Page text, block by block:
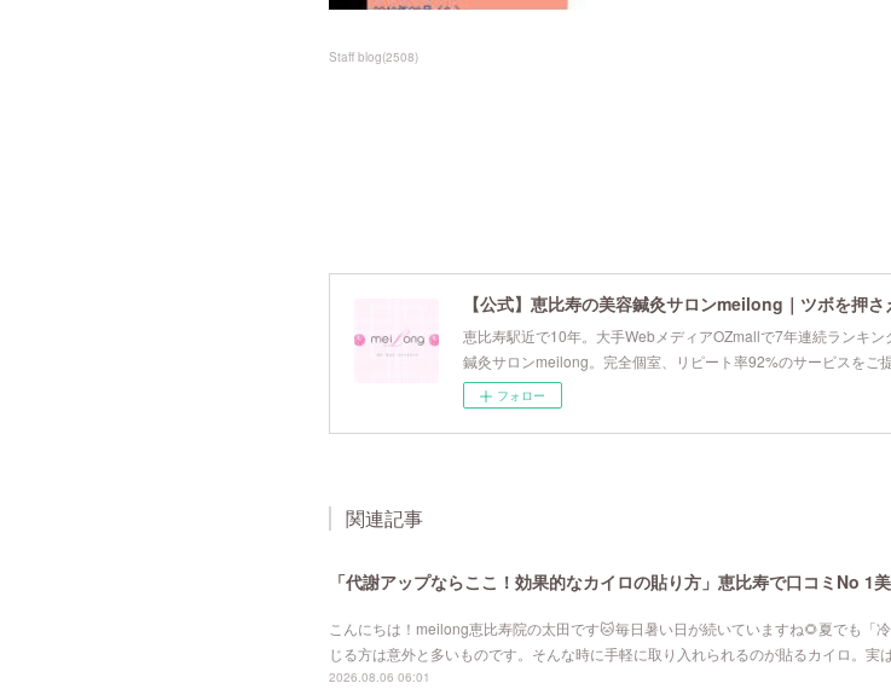
Staff blog(2508)
【公式】恵比寿の美容鍼灸サロンmeilong｜ツボを押
恵比寿駅近で10年。大手WebメディアOZmallで7年連続ランキ
鍼灸サロンmeilong。完全個室、リピート率92%のサービスをご提
フォロー
関連記事
「代謝アップならここ！効果的なカイロの貼り方」恵比寿で口コミNo 1
こんにちは！meilong恵比寿院の太田です🐱毎日暑い日が続いていますね🌻夏でも「
じる方は意外と多いものです。そんな時に手軽に取り入れられるのが貼るカイロ。
2026.08.06 06:01